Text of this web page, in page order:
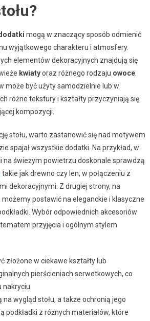
mogą w znaczący sposób odmienić
wyjątkowego charakteru i atmosfery.
elementów dekoracyjnych znajdują się
kwiatyoraz różnego rodzaju owoce.
może być użyty samodzielnie lub w
różne tekstury i kształty przyczyniają się
kompozycji.
stołu, warto zastanowić się nad motywem
spajał wszystkie dodatki. Na przykład, w
na świeżym powietrzu doskonale sprawdzą
takie jak drewno czy len, w połączeniu z
dekoracyjnymi. Z drugiej strony, na
postawić na eleganckie i klasyczne
Wybór odpowiednich akcesoriów
przyjęcia i ogólnym stylem
złożone w ciekawe kształty lub
pierścieniach serwetkowych, co
na wygląd stołu, a także ochronią jego
podkładki z różnych materiałów, które